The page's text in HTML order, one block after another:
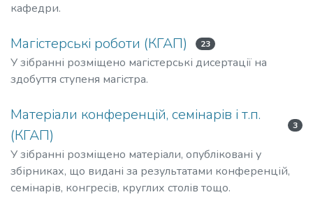
кафедри.
Магістерські роботи (КГАП) 23
У зібранні розміщено магістерські дисертації на
здобуття ступеня магістра.
Матеріали конференцій, семінарів і т.п.
(КГАП)
3
У зібранні розміщено матеріали, опубліковані у
збірниках, що видані за результатами конференцій,
семінарів, конгресів, круглих столів тощо.